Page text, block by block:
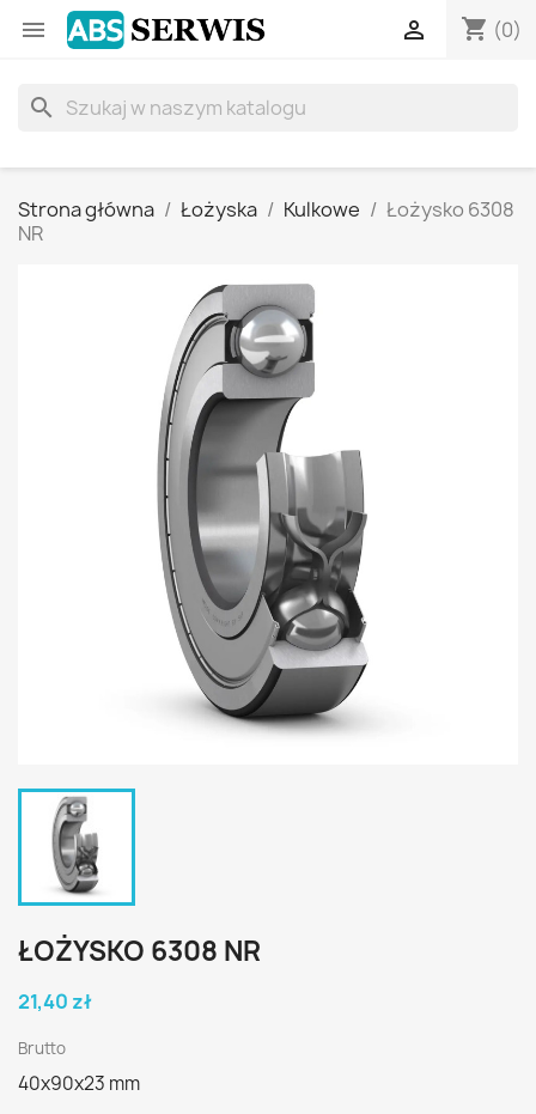
 shopping_cart (0)

search
Strona główna Łożyska Kulkowe
Łożysko 6308
NR
ŁOŻYSKO 6308 NR
21,40 zł
Brutto
40x90x23 mm